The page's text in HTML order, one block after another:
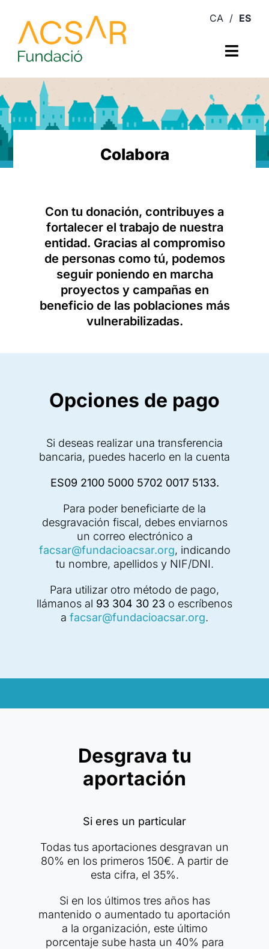
content
Quiénes somos
Asesoramiento jurídico
Actividades
Colabora
Colabora
Con tu donación, contribuyes a
fortalecer el trabajo de nuestra
entidad. Gracias al compromiso
de personas como tú, podemos
seguir poniendo en marcha
proyectos y campañas en
beneficio de las poblaciones más
vulnerabilizadas.
Opciones de pago
Si deseas realizar una transferencia
bancaria, puedes hacerlo en la cuenta
ES09 2100 5000 5702 0017 5133.
Para poder beneficiarte de la
desgravación fiscal, debes enviarnos
un correo electrónico a
facsar@fundacioacsar.org, indicando
tu nombre, apellidos y NIF/DNI.
Para utilizar otro método de pago,
llámanos al 93 304 30 23 o escríbenos
a facsar@fundacioacsar.org.
Desgrava tu
aportación
Si eres un particular
Todas tus aportaciones desgravan un
80% en los primeros 150€. A partir de
esta cifra, el 35%.
Si en los últimos tres años has
mantenido o aumentado tu aportación
a la organización, este último
porcentaje sube hasta un 40% para